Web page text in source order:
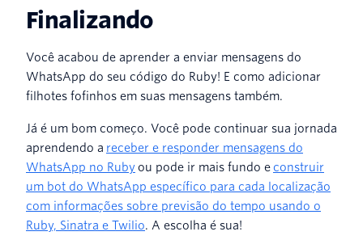
Finalizando
Você acabou de aprender a enviar mensagens do
WhatsApp do seu código do Ruby! E como adicionar
filhotes fofinhos em suas mensagens também.
Já é um bom começo. Você pode continuar sua jornada
aprendendo a receber e responder mensagens do
WhatsApp no Rubyou pode ir mais fundo e construir
um bot do WhatsApp específico para cada localização
com informações sobre previsão do tempo usando o
Ruby, Sinatra e Twilio. A escolha é sua!